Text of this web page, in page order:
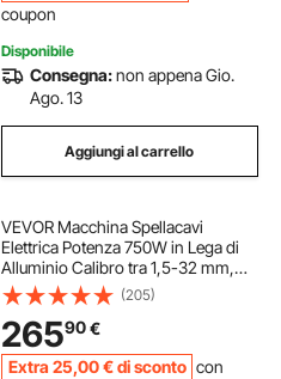
coupon
Disponibile
Consegna:non appena Gio.
Ago. 13
Aggiungi al carrello
VEVOR Macchina Spellacavi
Elettrica Potenza 750W in Lega di
Alluminio Calibro tra 1,5-32 mm,
Macchinetta Spellafili Elettrica per
Cablaggio Cavi Elettrici 48 x 30 x
38cm, Macchina Elettrica Spellacavi
(205)
26590€
Extra 25,00 €di sconto con